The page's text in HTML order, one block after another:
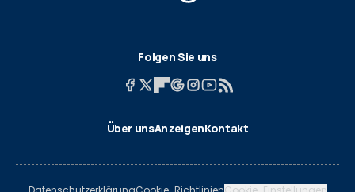
Folgen Sie uns
Über unsAnzeigenKontakt